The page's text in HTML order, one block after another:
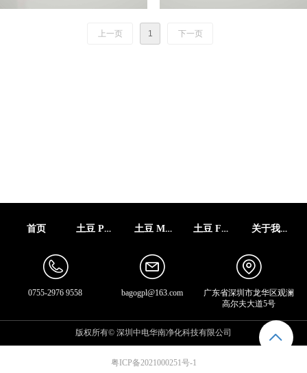
ꄱ
上一页 1 下一页
版权所有© 深圳中电华南净化科技有限公司
首页 土豆 PRO9 土豆 MINI9 土豆 FLIP 关于我们
0755-2976 9558 bagogpl@163.com
广东省深圳市龙华区观澜
高尔夫大道5号
粤ICP备2021000251号-1